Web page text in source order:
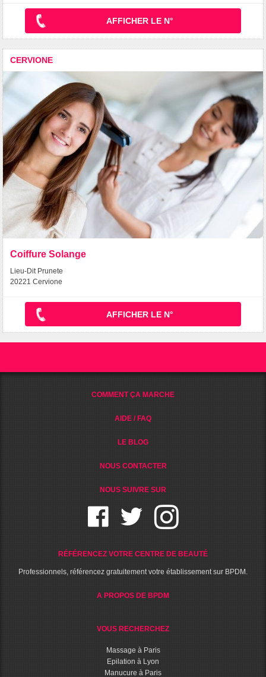
AFFICHER LE N°
CERVIONE
Coiffure Solange
Lieu-Dit Prunete
20221 Cervione
AFFICHER LE N°
COMMENT ÇA MARCHE
AIDE / FAQ
LE BLOG
NOUS CONTACTER
NOUS SUIVRE SUR
RÉFÉRENCEZ VOTRE CENTRE DE BEAUTÉ
Professionnels, référencez gratuitement votre établissement sur BPDM.
A PROPOS DE BPDM
VOUS RECHERCHEZ
Massage à Paris
Epilation à Lyon
Manucure à Paris